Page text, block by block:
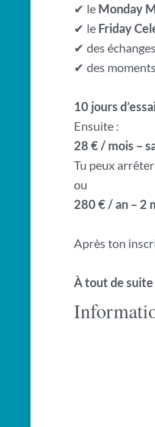
✔ le Monday
✔ le Friday
✔ des
✔ des
10 jours
Ensuite :
28 € / mois –
Tu peux
ou
280 € / an – 2
Après ton
À tout de suite